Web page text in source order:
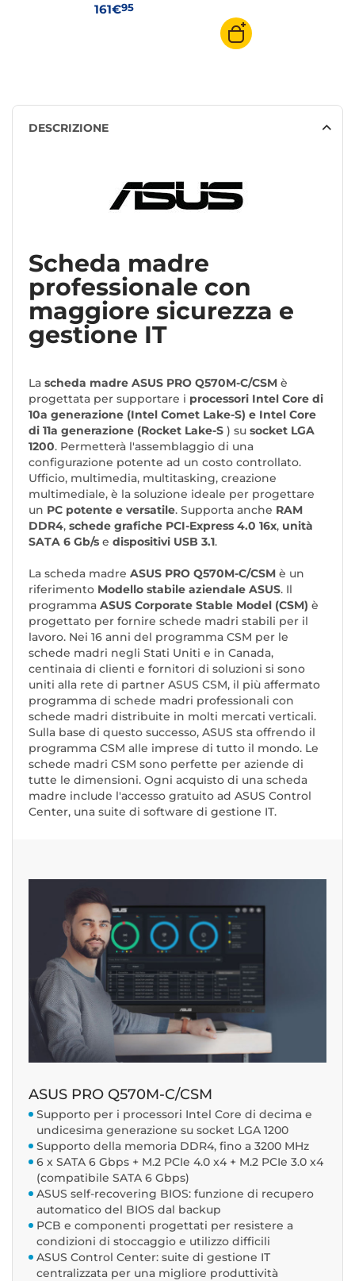
161€95
DESCRIZIONE
Scheda madre
professionale con
maggiore sicurezza e
gestione IT
La scheda madre ASUS PRO Q570M-C/CSM è
progettata per supportare i processori Intel Core di
10a generazione (Intel Comet Lake-S) e Intel Core
di 11a generazione (Rocket Lake-S ) su socket LGA
1200. Permetterà l'assemblaggio di una
configurazione potente ad un costo controllato.
Ufficio, multimedia, multitasking, creazione
multimediale, è la soluzione ideale per progettare
un PC potente e versatile. Supporta anche RAM
DDR4, schede grafiche PCI-Express 4.0 16x, unità
SATA 6 Gb/s e dispositivi USB 3.1.
La scheda madre ASUS PRO Q570M-C/CSM è un
riferimento Modello stabile aziendale ASUS. Il
programma ASUS Corporate Stable Model (CSM) è
progettato per fornire schede madri stabili per il
lavoro. Nei 16 anni del programma CSM per le
schede madri negli Stati Uniti e in Canada,
centinaia di clienti e fornitori di soluzioni si sono
uniti alla rete di partner ASUS CSM, il più affermato
programma di schede madri professionali con
schede madri distribuite in molti mercati verticali.
Sulla base di questo successo, ASUS sta offrendo il
programma CSM alle imprese di tutto il mondo. Le
schede madri CSM sono perfette per aziende di
tutte le dimensioni. Ogni acquisto di una scheda
madre include l'accesso gratuito ad ASUS Control
Center, una suite di software di gestione IT.
ASUS PRO Q570M-C/CSM
Supporto per i processori Intel Core di decima e
undicesima generazione su socket LGA 1200
Supporto della memoria DDR4, fino a 3200 MHz
6 x SATA 6 Gbps + M.2 PCIe 4.0 x4 + M.2 PCIe 3.0 x4
(compatibile SATA 6 Gbps)
ASUS self-recovering BIOS: funzione di recupero
automatico del BIOS dal backup
PCB e componenti progettati per resistere a
condizioni di stoccaggio e utilizzo difficili
ASUS Control Center: suite di gestione IT
centralizzata per una migliore produttività